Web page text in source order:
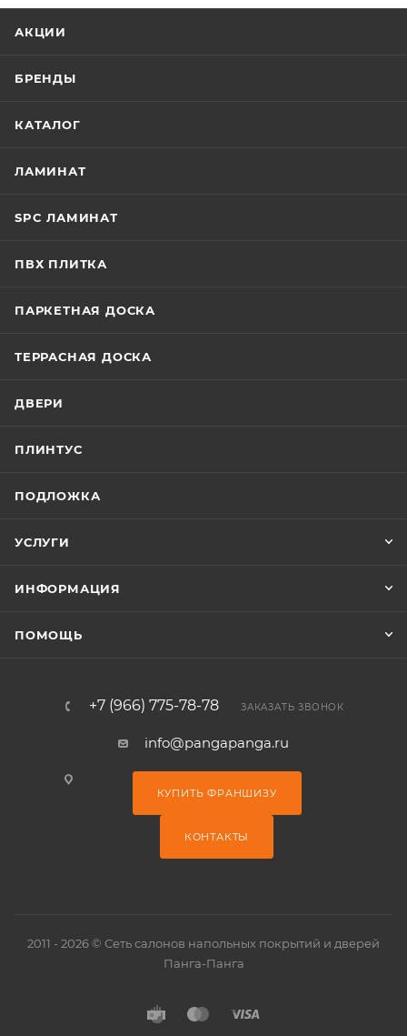
АКЦИИ
БРЕНДЫ
КАТАЛОГ
ЛАМИНАТ
SPC ЛАМИНАТ
ПВХ ПЛИТКА
ПАРКЕТНАЯ ДОСКА
ТЕРРАСНАЯ ДОСКА
ДВЕРИ
ПЛИНТУС
ПОДЛОЖКА
УСЛУГИ
ИНФОРМАЦИЯ
ПОМОЩЬ
+7 (966) 775-78-78 ЗАКАЗАТЬ ЗВОНОК
info@pangapanga.ru
КУПИТЬ ФРАНШИЗУ
КОНТАКТЫ
2011 - 2026 © Сеть салонов напольных покрытий и дверей
Панга-Панга